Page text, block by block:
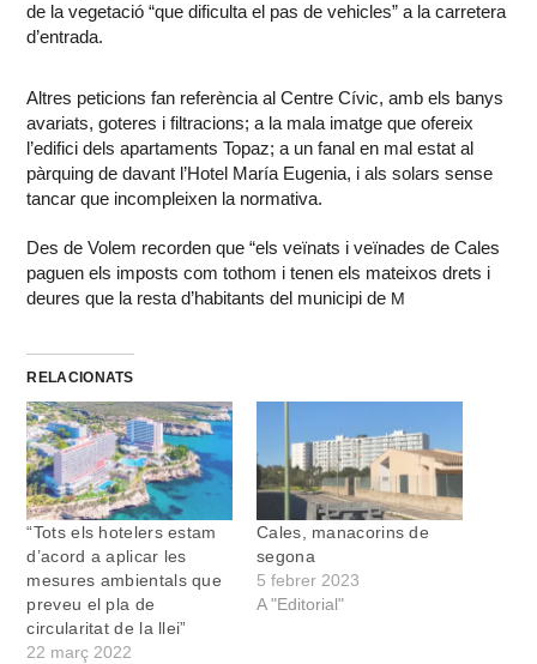
de la vegetació “que dificulta el pas de vehicles” a la carretera
d’entrada.
Altres peticions fan referència al Centre Cívic, amb els banys
avariats, goteres i filtracions; a la mala imatge que ofereix
l’edifici dels apartaments Topaz; a un fanal en mal estat al
pàrquing de davant l’Hotel María Eugenia, i als solars sense
tancar que incompleixen la normativa.
Des de Volem recorden que “els veïnats i veïnades de Cales
paguen els imposts com tothom i tenen els mateixos drets i
deures que la resta d’habitants del municipi de M
RELACIONATS
“Tots els hotelers estam
d’acord a aplicar les
mesures ambientals que
preveu el pla de
circularitat de la llei”
22 març 2022
Cales, manacorins de
segona
5 febrer 2023
A "Editorial"